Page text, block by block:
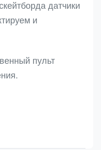
датчики
и
пульт